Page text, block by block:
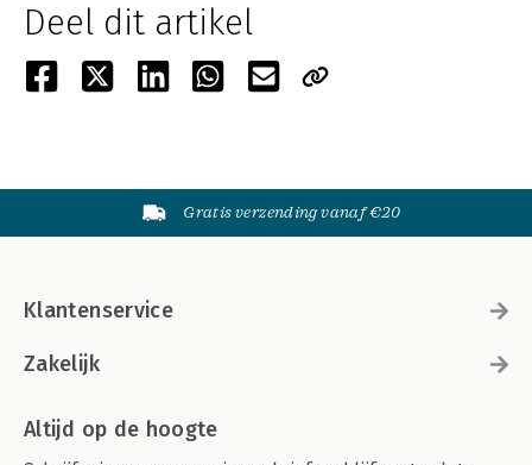
Deel dit artikel
Gratis verzending vanaf €20
Klantenservice
Zakelijk
Altijd op de hoogte